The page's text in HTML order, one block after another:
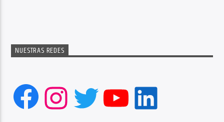
NUESTRAS REDES
Facebook
Instagram
Twitter
YouTube
LinkedIn